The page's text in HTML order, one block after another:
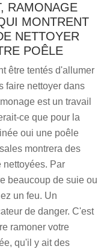
RAMONAGE
MONTRENT
NETTOYER
POÊLE
être tentés d'allumer
faire nettoyer dans
est un travail
ce que pour la
oui une poêle
montrera des
nettoyées. Par
beaucoup de suie ou
un feu. Un
de danger. C'est
ramoner votre
qu'il y ait des